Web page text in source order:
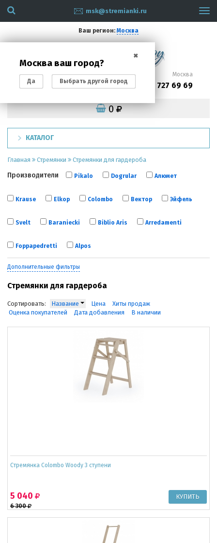
msk@stremianki.ru
Ваш регион: Москва
✖
Москва ваш город?
Да Выбрать другой город
Санкт-Петербург
(812) 200 87 93
Москва
(495) 727 69 69
0
КАТАЛОГ
Главная Стремянки Стремянки для гардероба
Производители Pikalo Dogrular Алюмет
Krause Elkop Colombo Вектор Эйфель
Svelt Baraniecki Biblio Aris Arredamenti
Foppapedretti Alpos
Дополнительные фильтры
Стремянки для гардероба
Сортировать: Название Цена
Хиты продаж
Оценка покупателей
Дата добавления В наличии
Cтремянка Colombo Woody 3 ступени
6 300
5 040